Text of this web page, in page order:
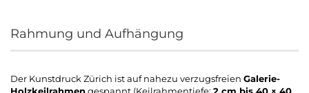
Rahmung und Aufhängung
Der Kunstdruck Zürich ist auf nahezu verzugsfreien Galerie-